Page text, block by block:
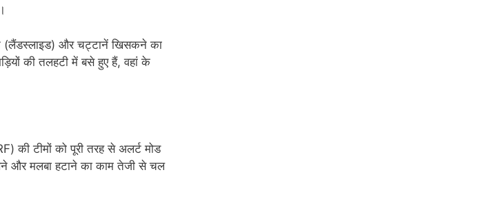
(लैंडस्लाइड) और चट्टानें खिसकने का
की तलहटी में बसे हुए हैं, वहां के
की टीमों को पूरी तरह से अलर्ट मोड
और मलबा हटाने का काम तेजी से चल